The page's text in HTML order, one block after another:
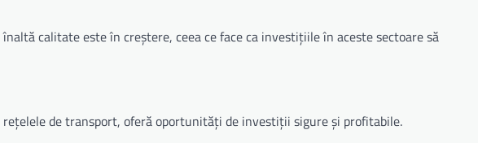
calitate este în creștere, ceea ce face ca investițiile în aceste sectoare să
de transport, oferă oportunități de investiții sigure și profitabile.